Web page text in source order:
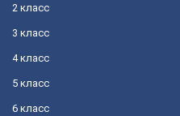
2 класс
3 класс
4 класс
5 класс
6 класс